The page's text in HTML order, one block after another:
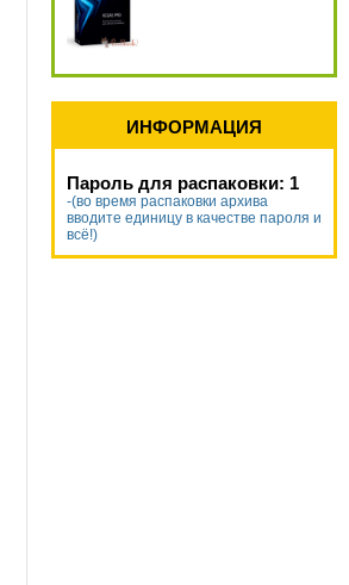
ИНФОРМАЦИЯ
Пароль для распаковки: 1
-(во время распаковки архива
вводите единицу в качестве пароля и
всё!)